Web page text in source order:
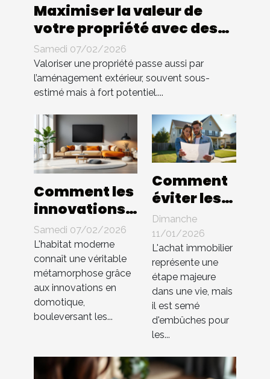
Maximiser la valeur de
votre propriété avec des
aménagements extérieurs
économiques
Samedi 07/02/2026
Valoriser une propriété passe aussi par
l’aménagement extérieur, souvent sous-
estimé mais à fort potentiel....
Comment les
innovations
en
domotique
transforment
l'habitat
moderne ?
Samedi 07/02/2026
L'habitat moderne
connaît une véritable
métamorphose grâce
aux innovations en
domotique,
bouleversant les...
Comment
éviter les
pièges
courants
lors de
l'achat
immobilier
?
Dimanche
11/01/2026
L'achat immobilier
représente une
étape majeure
dans une vie, mais
il est semé
d'embûches pour
les...